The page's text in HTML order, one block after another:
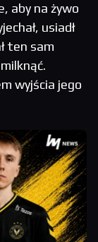
aby na żywo
usiadł
ten sam
wyjścia jego